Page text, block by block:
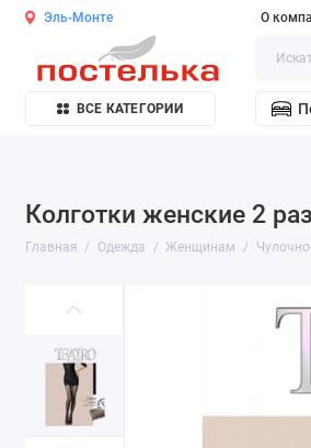
Эль-Монте О
ВСЕ КАТЕГОРИИ
Колготки женские 2
Главная Одежда Женщинам